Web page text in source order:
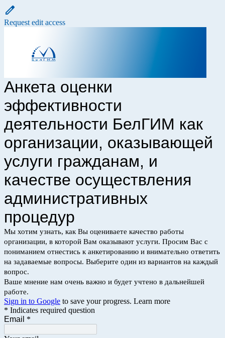
Request edit access
Анкета оценки
эффективности
деятельности БелГИМ как
организации, оказывающей
услуги гражданам, и
качестве осуществления
административных
процедур
Мы хотим узнать, как Вы оцениваете качество работы
организации, в которой Вам оказывают услуги. Просим Вас с
пониманием отнестись к анкетированию и внимательно ответить
на задаваемые вопросы. Выберите один из вариантов на каждый
вопрос.
Ваше мнение нам очень важно и будет учтено в дальнейшей
работе.
Sign in to Google to save your progress. Learn more
* Indicates required question
Email *